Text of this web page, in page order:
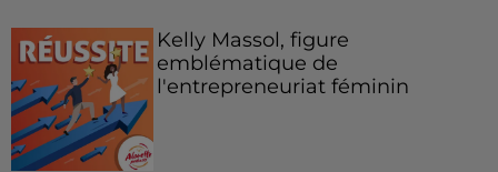
Kelly Massol, figure
emblématique de
l'entrepreneuriat féminin